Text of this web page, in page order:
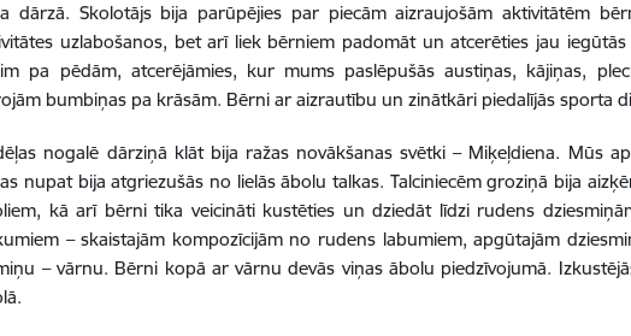
dārzā. Skolotājs bija parūpējies par piecām aizraujošām aktivitātēm
uzlabošanos, bet arī liek bērniem padomāt un atcerēties jau
pa pēdām, atcerējāmies, kur mums paslēpušās austiņas, kājiņas,
bumbiņas pa krāsām. Bērni ar aizrautību un zinātkāri piedalījās sporta
nogalē dārziņā klāt bija ražas novākšanas svētki – Miķeļdiena. Mūs
nupat bija atgriezušās no lielās ābolu talkas. Talciniecēm groziņā bija
kā arī bērni tika veicināti kustēties un dziedāt līdzi rudens
– skaistajām kompozīcijām no rudens labumiem, apgūtajām
– vārnu. Bērni kopā ar vārnu devās viņas ābolu piedzīvojumā.